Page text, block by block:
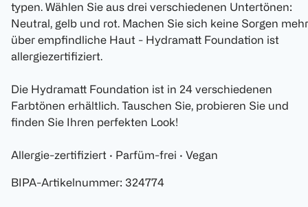
typen. Wählen Sie aus drei verschiedenen Untertönen:
Neutral, gelb und rot. Machen Sie sich keine Sorgen mehr
über empfindliche Haut - Hydramatt Foundation ist
allergiezertifiziert.
Die Hydramatt Foundation ist in 24 verschiedenen
Farbtönen erhältlich. Tauschen Sie, probieren Sie und
finden Sie Ihren perfekten Look!
Allergie-zertifiziert · Parfüm-frei · Vegan
BIPA-Artikelnummer: 324774